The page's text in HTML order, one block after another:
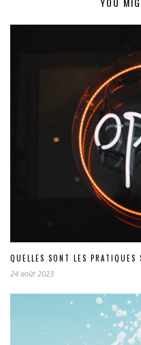
QUELLES SONT LES
24 août 2023